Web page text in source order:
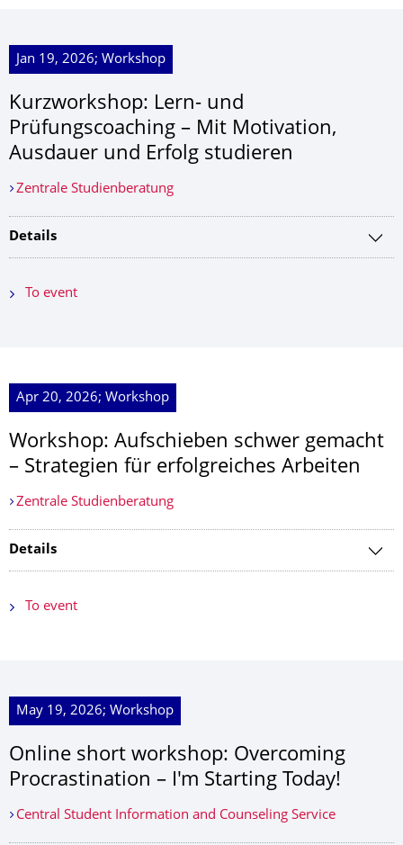
Jan 19, 2026; Workshop
Kurzworkshop: Lern- und
Prüfungscoaching – Mit Motivation,
Ausdauer und Erfolg studieren
Zentrale Studienberatung
Details
To event
Apr 20, 2026; Workshop
Workshop: Aufschieben schwer gemacht
– Strategien für erfolgreiches Arbeiten
Zentrale Studienberatung
Details
To event
May 19, 2026; Workshop
Online short workshop: Overcoming
Procrastination – I'm Starting Today!
Central Student Information and Counseling Service